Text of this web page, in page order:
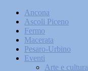
Ancona
Ascoli Piceno
Fermo
Macerata
Pesaro-Urbino
Eventi
Arte e cultura